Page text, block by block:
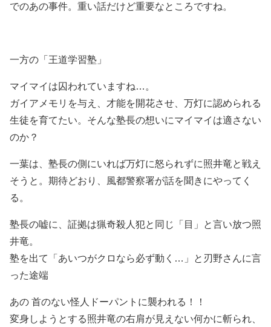
でのあの事件。重い話だけど重要なところですね。
一方の「王道学習塾」
マイマイは囚われていますね…。
ガイアメモリを与え、才能を開花させ、万灯に認められる
生徒を育てたい。そんな塾長の想いにマイマイは適さない
のか？
一葉は、塾長の側にいれば万灯に怒られずに照井竜と戦え
そうと。期待どおり、風都警察署が話を聞きにやってく
る。
塾長の嘘に、証拠は猟奇殺人犯と同じ「目」と言い放つ照
井竜。
塾を出て「あいつがクロなら必ず動く…」と刃野さんに言
った途端
あの 首のない怪人ドーパントに襲われる！！
変身しようとする照井竜の右肩が見えない何かに斬られ、